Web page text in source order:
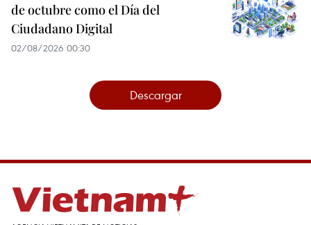
de octubre como el Día del
Ciudadano Digital
02/08/2026 00:30
Descargar